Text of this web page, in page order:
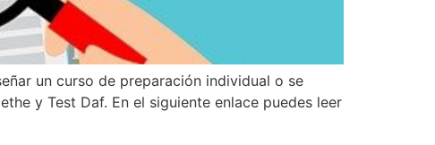
un curso de preparación individual o se
y Test Daf. En el siguiente enlace puedes leer